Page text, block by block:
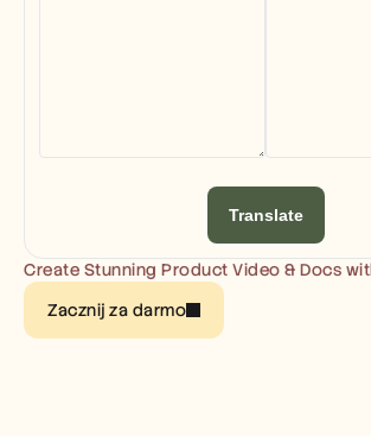
Create Stunning Product Video & Docs
Zacznij za darmo
Translate
Pricing
Careers